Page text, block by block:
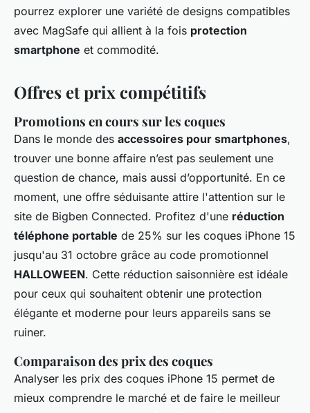
pourrez explorer une variété de designs compatibles
avec MagSafe qui allient à la fois protection
smartphone et commodité.
Offres et prix compétitifs
Promotions en cours sur les coques
Dans le monde des accessoires pour smartphones,
trouver une bonne affaire n’est pas seulement une
question de chance, mais aussi d’opportunité. En ce
moment, une offre séduisante attire l'attention sur le
site de Bigben Connected. Profitez d'une réduction
téléphone portable de 25% sur les coques iPhone 15
jusqu'au 31 octobre grâce au code promotionnel
HALLOWEEN. Cette réduction saisonnière est idéale
pour ceux qui souhaitent obtenir une protection
élégante et moderne pour leurs appareils sans se
ruiner.
Comparaison des prix des coques
Analyser les prix des coques iPhone 15 permet de
mieux comprendre le marché et de faire le meilleur